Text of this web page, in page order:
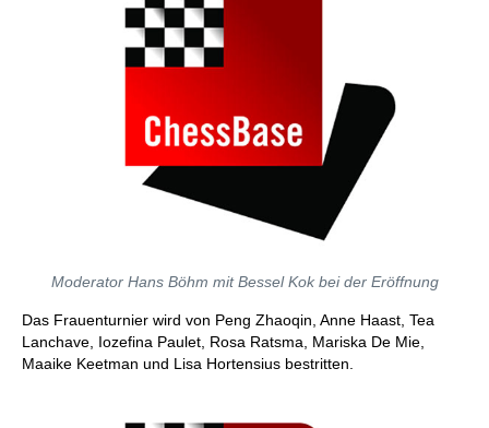
Moderator Hans Böhm mit Bessel Kok bei der Eröffnung
Das Frauenturnier wird von Peng Zhaoqin, Anne Haast, Tea
Lanchave, Iozefina Paulet, Rosa Ratsma, Mariska De Mie,
Maaike Keetman und Lisa Hortensius bestritten.